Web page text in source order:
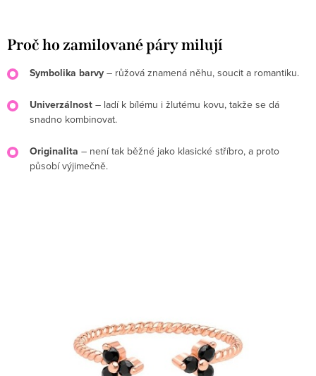
Proč ho zamilované páry milují
Symbolika barvy – růžová znamená něhu, soucit a romantiku.
Univerzálnost – ladí k bílému i žlutému kovu, takže se dá
snadno kombinovat.
Originalita – není tak běžné jako klasické stříbro, a proto
působí výjimečně.